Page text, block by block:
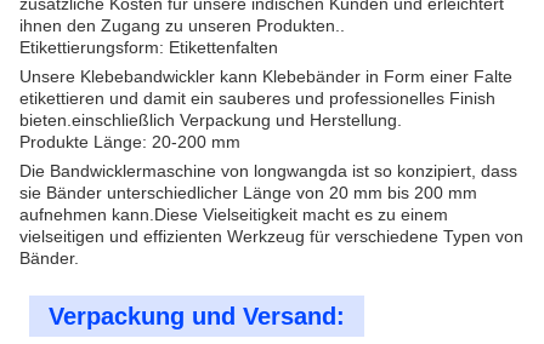
ihnen den Zugang zu unseren Produkten..
Etikettierungsform: Etikettenfalten
Unsere Klebebandwickler kann Klebebänder in Form einer Falte
etikettieren und damit ein sauberes und professionelles Finish
bieten.einschließlich Verpackung und Herstellung.
Produkte Länge: 20-200 mm
Die Bandwicklermaschine von longwangda ist so konzipiert, dass
sie Bänder unterschiedlicher Länge von 20 mm bis 200 mm
aufnehmen kann.Diese Vielseitigkeit macht es zu einem
vielseitigen und effizienten Werkzeug für verschiedene Typen von
Bänder.
Verpackung und Versand: